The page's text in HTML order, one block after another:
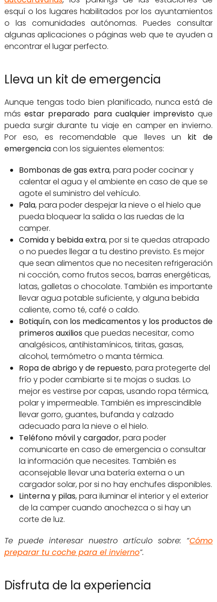
esquí o los lugares habilitados por los ayuntamientos
o las comunidades autónomas. Puedes consultar
algunas aplicaciones o páginas web que te ayuden a
encontrar el lugar perfecto.
Lleva un kit de emergencia
Aunque tengas todo bien planificado, nunca está de
másestar preparado para cualquier imprevistoque
pueda surgir durante tu viaje en camper en invierno.
Por eso, es recomendable que lleves un kit de
emergenciacon los siguientes elementos:
Bombonas de gas extra, para poder cocinar y
calentar el agua y el ambiente en caso de que se
agote el suministro del vehículo.
Pala, para poder despejar la nieve o el hielo que
pueda bloquear la salida o las ruedas de la
camper.
Comida y bebida extra, por si te quedas atrapado
o no puedes llegar a tu destino previsto. Es mejor
que sean alimentos que no necesiten refrigeración
ni cocción, como frutos secos, barras energéticas,
latas, galletas o chocolate. También es importante
llevar agua potable suficiente, y alguna bebida
caliente, como té, café o caldo.
Botiquín, con los medicamentos y los productos de
primeros auxiliosque puedas necesitar, como
analgésicos, antihistamínicos, tiritas, gasas,
alcohol, termómetro o manta térmica.
Ropa de abrigo y de repuesto, para protegerte del
frío y poder cambiarte si te mojas o sudas. Lo
mejor es vestirse por capas, usando ropa térmica,
polar y impermeable. También es imprescindible
llevar gorro, guantes, bufanda y calzado
adecuado para la nieve o el hielo.
Teléfono móvil y cargador, para poder
comunicarte en caso de emergencia o consultar
la información que necesites. También es
aconsejable llevar una batería externa o un
cargador solar, por si no hay enchufes disponibles.
Linterna y pilas, para iluminar el interior y el exterior
de la camper cuando anochezca o si hay un
corte de luz.
Te puede interesar nuestro artículo sobre: “Cómo
preparar tu coche para el invierno”.
Disfruta de la experiencia